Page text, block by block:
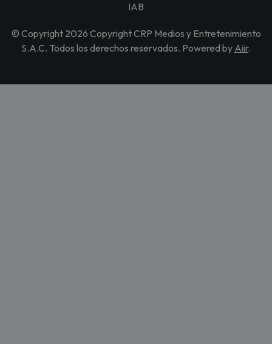
IAB
© Copyright 2026 Copyright CRP Medios y Entretenimiento
S.A.C. Todos los derechos reservados. Powered by Aiir.